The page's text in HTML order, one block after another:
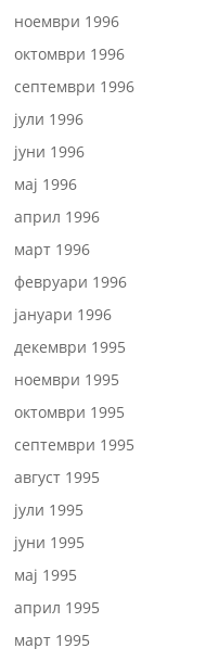
ноември 1996
октомври 1996
септември 1996
јули 1996
јуни 1996
мај 1996
април 1996
март 1996
февруари 1996
јануари 1996
декември 1995
ноември 1995
октомври 1995
септември 1995
август 1995
јули 1995
јуни 1995
мај 1995
април 1995
март 1995